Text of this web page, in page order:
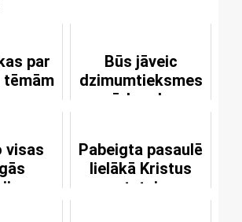
par
Būs jāveic
dzimumtieksmes
pārbaudes
visas
Pabeigta pasaulē
lielākā Kristus
statuja